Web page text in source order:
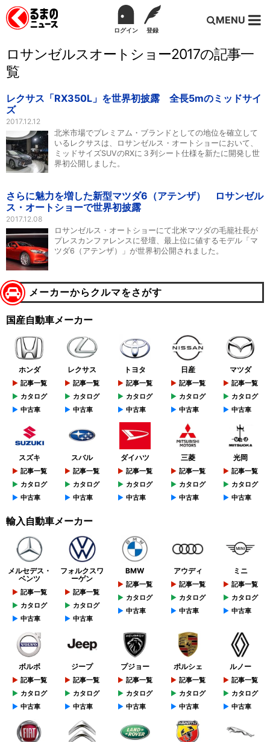
ログイン 登録
MENU
ロサンゼルスオートショー2017の記事一
覧
レクサス「RX350L」を世界初披露 全長5mのミッドサイ
ズ
2017.12.12
北米市場でプレミアム・ブランドとしての地位を確立して
いるレクサスは、ロサンゼルス・オートショーにおいて、
ミッドサイズSUVのRXに３列シート仕様を新たに開発し世
界初公開しました。
さらに魅力を増した新型マツダ6（アテンザ） ロサンゼル
ス・オートショーで世界初披露
2017.12.08
ロサンゼルス・オートショーにて北米マツダの毛籠社長が
プレスカンファレンスに登壇、最上位に値するモデル「マ
ツダ6（アテンザ）」が世界初公開されました。
メーカーからクルマをさがす
国産自動車メーカー
ホンダ
記事一覧
カタログ
中古車
レクサス
記事一覧
カタログ
中古車
トヨタ
記事一覧
カタログ
中古車
日産
記事一覧
カタログ
中古車
マツダ
記事一覧
カタログ
中古車
スズキ
記事一覧
カタログ
中古車
スバル
記事一覧
カタログ
中古車
ダイハツ
記事一覧
カタログ
中古車
三菱
記事一覧
カタログ
中古車
光岡
記事一覧
カタログ
中古車
輸入自動車メーカー
メルセデス・
ベンツ
記事一覧
カタログ
中古車
フォルクスワ
ーゲン
記事一覧
カタログ
中古車
BMW
記事一覧
カタログ
中古車
アウディ
記事一覧
カタログ
中古車
ミニ
記事一覧
カタログ
中古車
ボルボ
記事一覧
カタログ
中古車
ジープ
記事一覧
カタログ
中古車
プジョー
記事一覧
カタログ
中古車
ポルシェ
記事一覧
カタログ
中古車
ルノー
記事一覧
カタログ
中古車